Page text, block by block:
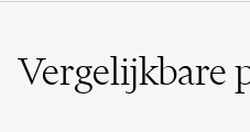
Vergelijkbare